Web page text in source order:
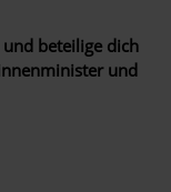
beteilige dich
und